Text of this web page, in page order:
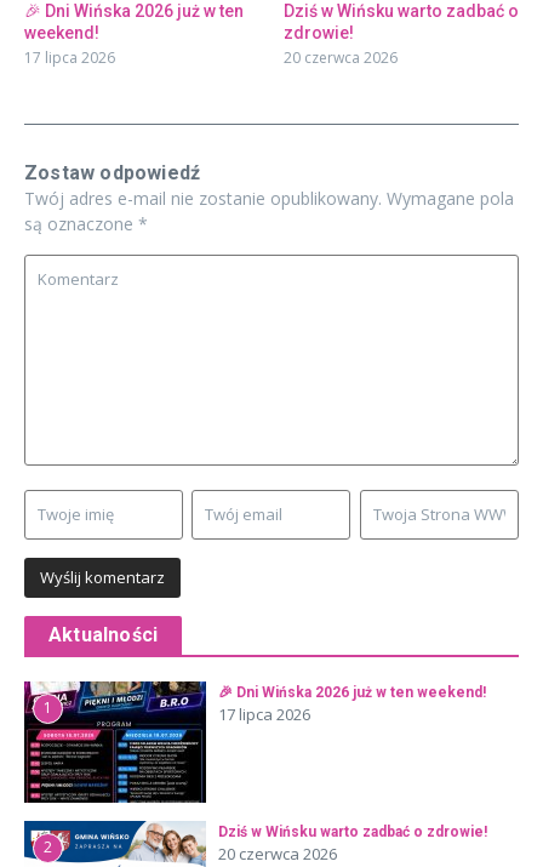
🎉 Dni Wińska 2026 już w ten
weekend!
17 lipca 2026
Dziś w Wińsku warto zadbać o
zdrowie!
20 czerwca 2026
Zostaw odpowiedź
Twój adres e-mail nie zostanie opublikowany. Wymagane pola
są oznaczone *
Aktualności
1
🎉 Dni Wińska 2026 już w ten weekend!
17 lipca 2026
2
Dziś w Wińsku warto zadbać o zdrowie!
20 czerwca 2026